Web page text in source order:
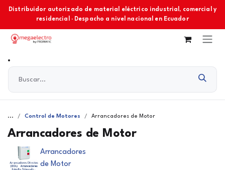
Ir al contenido
Distribuidor autorizado de material eléctrico industrial, comercial y
residencial · Despacho a nivel nacional en Ecuador
... Control de Motores Arrancadores de Motor
Arrancadores de Motor
Arrancadores
de Motor